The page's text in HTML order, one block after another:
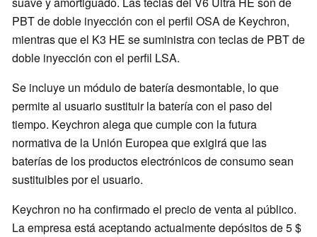
PBT de doble inyección con el perfil OSA de Keychron,
mientras que el K3 HE se suministra con teclas de PBT de
doble inyección con el perfil LSA.
Se incluye un módulo de batería desmontable, lo que
permite al usuario sustituir la batería con el paso del
tiempo. Keychron alega que cumple con la futura
normativa de la Unión Europea que exigirá que las
baterías de los productos electrónicos de consumo sean
sustituibles por el usuario.
Keychron no ha confirmado el precio de venta al público.
La empresa está aceptando actualmente depósitos de 5 $